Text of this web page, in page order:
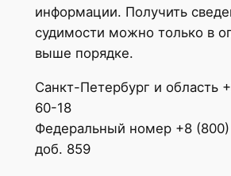
информации. Получить
судимости можно только в
выше порядке.
Санкт-Петербург и область
60-18
Федеральный номер +8
доб. 859